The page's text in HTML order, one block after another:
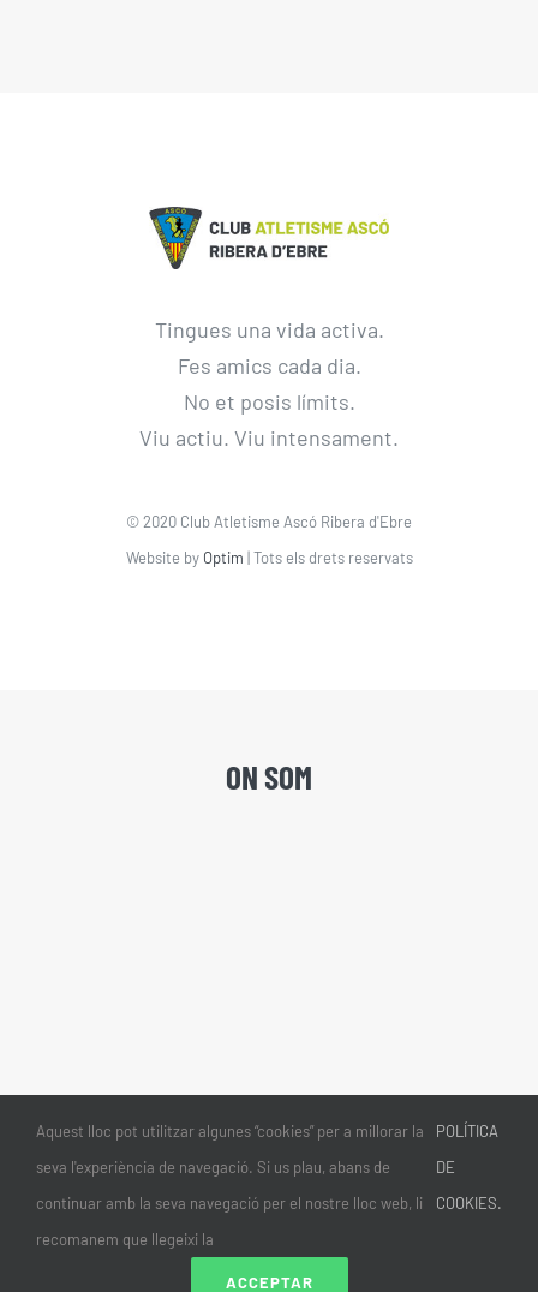
Tingues una vida activa.
Fes amics cada dia.
No et posis límits.
Viu actiu. Viu intensament.
© 2020 Club Atletisme Ascó Ribera d'Ebre
Website by Optim | Tots els drets reservats
ON SOM
Aquest lloc pot utilitzar algunes “cookies” per a millorar la
seva l'experiència de navegació. Si us plau, abans de
continuar amb la seva navegació per el nostre lloc web, li
recomanem que llegeixi la
POLÍTICA
DE
COOKIES.
ACCEPTAR